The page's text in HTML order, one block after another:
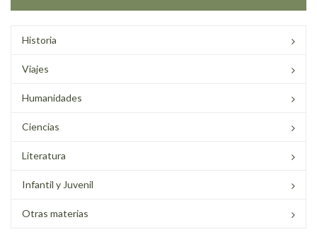
Historia
Viajes
Humanidades
Ciencias
Literatura
Infantil y Juvenil
Otras materias